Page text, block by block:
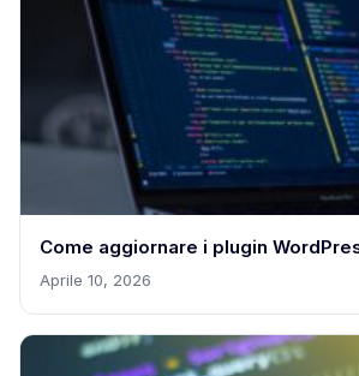
Come aggiornare i plugin
Aprile 10, 2026